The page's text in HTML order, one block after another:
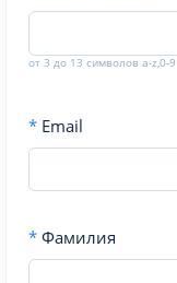
от 3 до 13 символов a-z,0-9
* Email
* Фамилия